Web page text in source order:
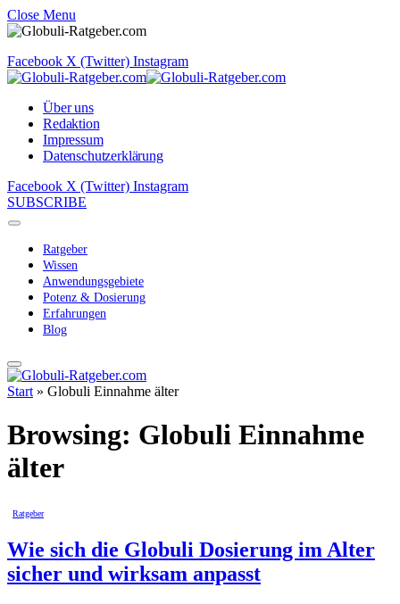
Close Menu
Facebook X (Twitter) Instagram
Über uns
Redaktion
Impressum
Datenschutzerklärung
Facebook X (Twitter) Instagram
SUBSCRIBE
Ratgeber
Wissen
Anwendungsgebiete
Potenz & Dosierung
Erfahrungen
Blog
Start » Globuli Einnahme älter
Browsing: Globuli Einnahme
älter
Ratgeber
Wie sich die Globuli Dosierung im Alter
sicher und wirksam anpasst